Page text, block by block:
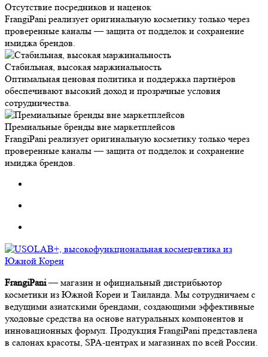
Отсутствие посредников и наценок
FrangiPani реализует оригинальную косметику только через
проверенные каналы — защита от подделок и сохранение
имиджа брендов.
Стабильная, высокая маржинальность
Оптимальная ценовая политика и поддержка партнёров
обеспечивают высокий доход и прозрачные условия
сотрудничества.
Премиальные бренды вне маркетплейсов
FrangiPani реализует оригинальную косметику только через
проверенные каналы — защита от подделок и сохранение
имиджа брендов.
FrangiPani— магазин и официальный дистрибьютор
косметики из Южной Кореи и Таиланда. Мы сотрудничаем с
ведущими азиатскими брендами, создающими эффективные
уходовые средства на основе натуральных компонентов и
инновационных формул. Продукция FrangiPani представлена
в салонах красоты, SPA-центрах и магазинах по всей России.